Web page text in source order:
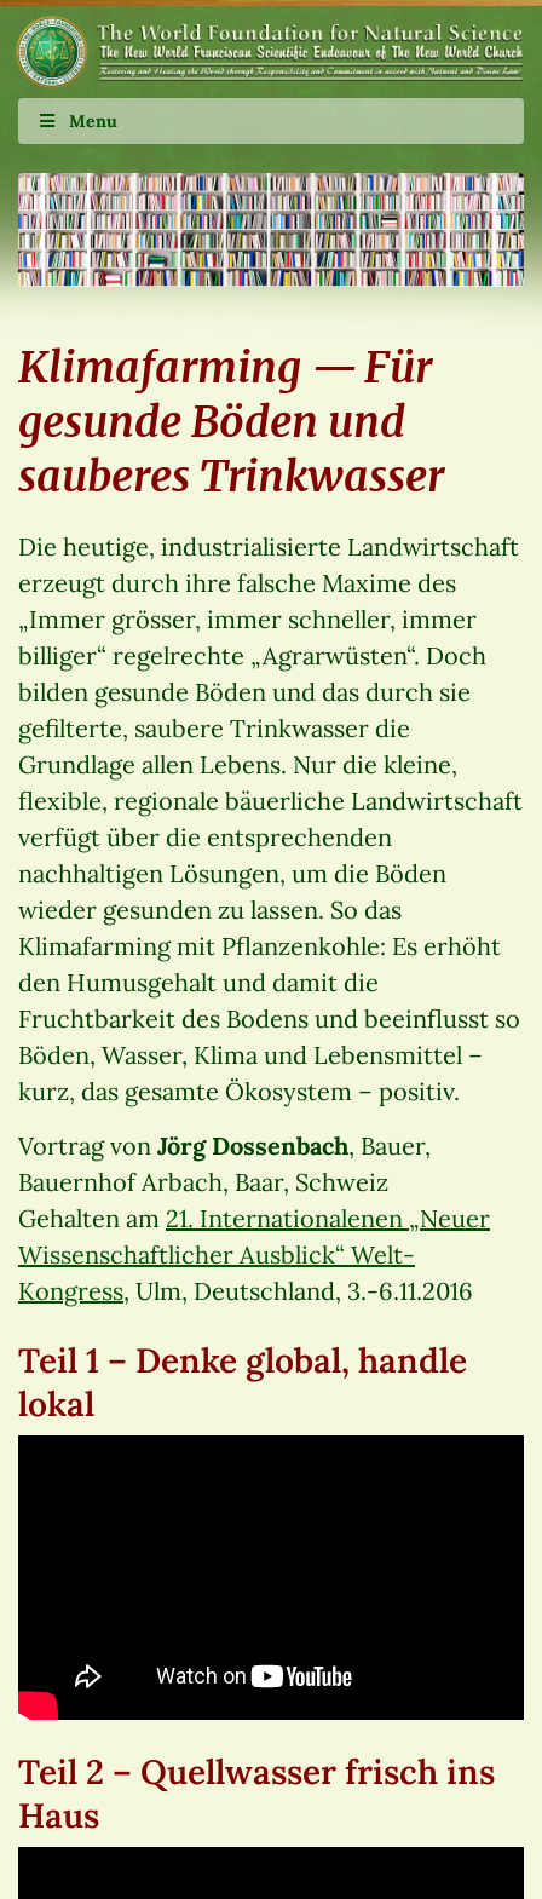
Menu
Klimafarming — Für
gesunde Böden und
sauberes Trinkwasser
Die heutige, industrialisierte Landwirtschaft
erzeugt durch ihre falsche Maxime des
„Immer grösser, immer schneller, immer
billiger“ regelrechte „Agrarwüsten“. Doch
bilden gesunde Böden und das durch sie
gefilterte, saubere Trinkwasser die
Grundlage allen Lebens. Nur die kleine,
flexible, regionale bäuerliche Landwirtschaft
verfügt über die entsprechenden
nachhaltigen Lösungen, um die Böden
wieder gesunden zu lassen. So das
Klimafarming mit Pflanzenkohle: Es erhöht
den Humusgehalt und damit die
Fruchtbarkeit des Bodens und beeinflusst so
Böden, Wasser, Klima und Lebensmittel –
kurz, das gesamte Ökosystem – positiv.
Vortrag von Jörg Dossenbach, Bauer,
Bauernhof Arbach, Baar, Schweiz
Gehalten am 21. Internationalenen „Neuer
Wissenschaftlicher Ausblick“ Welt-
Kongress, Ulm, Deutschland, 3.-6.11.2016
Teil 1 – Denke global, handle
lokal
Teil 2 – Quellwasser frisch ins
Haus